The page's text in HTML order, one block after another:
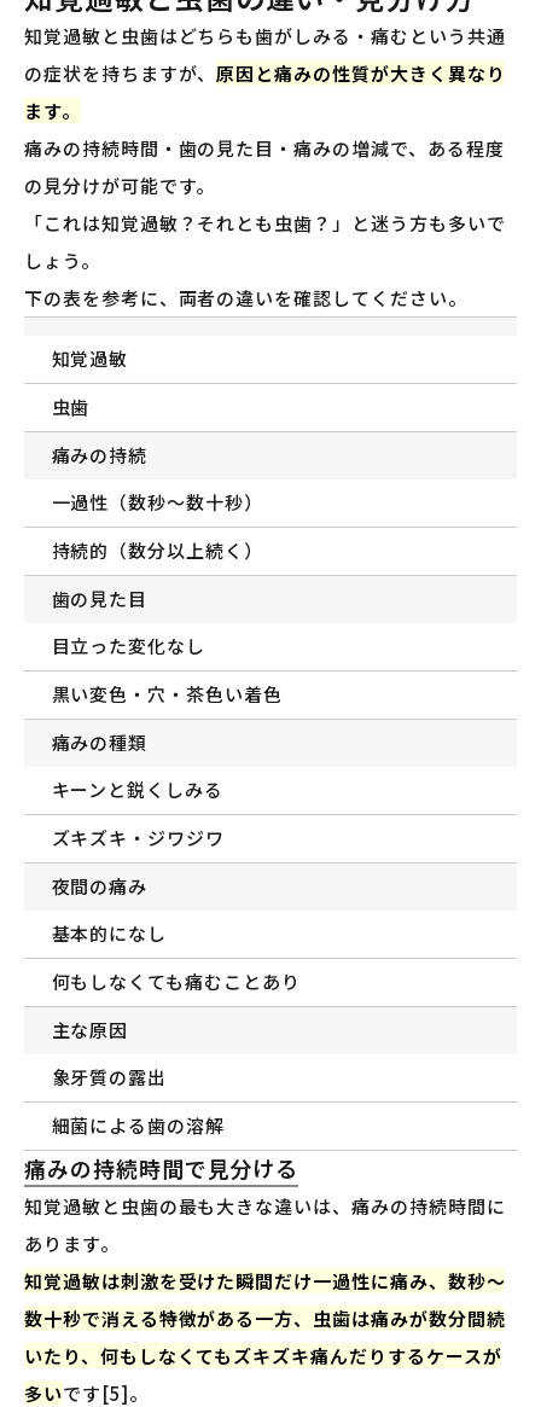
知覚過敏と虫歯はどちらも歯がしみる・痛むという共通
の症状を持ちますが、原因と痛みの性質が大きく異なり
ます。
痛みの持続時間・歯の見た目・痛みの増減で、ある程度
の見分けが可能です。
「これは知覚過敏？それとも虫歯？」と迷う方も多いで
しょう。
下の表を参考に、両者の違いを確認してください。
知覚過敏
虫歯
痛みの持続
一過性（数秒〜数十秒）
持続的（数分以上続く）
歯の見た目
目立った変化なし
黒い変色・穴・茶色い着色
痛みの種類
キーンと鋭くしみる
ズキズキ・ジワジワ
夜間の痛み
基本的になし
何もしなくても痛むことあり
主な原因
象牙質の露出
細菌による歯の溶解
痛みの持続時間で見分ける
知覚過敏と虫歯の最も大きな違いは、痛みの持続時間に
あります。
知覚過敏は刺激を受けた瞬間だけ一過性に痛み、数秒〜
数十秒で消える特徴がある一方、虫歯は痛みが数分間続
いたり、何もしなくてもズキズキ痛んだりするケースが
多いです[5]。